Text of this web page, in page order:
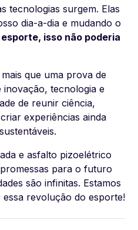
tecnologias surgem. Elas
dia-a-dia e mudando o
esporte, isso não poderia
que uma prova de
inovação, tecnologia e
de reunir ciência,
experiências ainda
e asfalto pizoelétrico
para o futuro
são infinitas. Estamos
revolução do esporte!